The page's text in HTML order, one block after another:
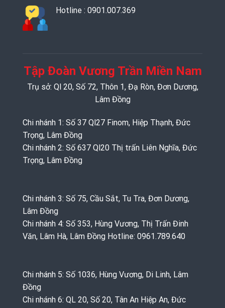
Hotline : 0901.007.369
Tập Đoàn Vương Trần Miền Nam
Trụ sở: Ql 20, Số 72, Thôn 1, Đạ Ròn, Đơn Dương,
Lâm Đồng
Chi nhánh 1: Số 37 Ql27 Finom, Hiệp Thạnh, Đức
Trọng, Lâm Đồng
Chi nhánh 2: Số 637 Ql20 Thị trấn Liên Nghĩa, Đức
Trọng, Lâm Đồng
Chi nhánh 3: Số 75, Cầu Sắt, Tu Tra, Đơn Dương,
Lâm Đồng
Chi nhánh 4: Số 353, Hùng Vương, Thị Trấn Đinh
Văn, Lâm Hà, Lâm Đồng Hotline: 0961.789.640
Chi nhánh 5: Số 1036, Hùng Vương, Di Linh, Lâm
Đồng
Chi nhánh 6: QL 20, Số 20, Tân An Hiệp An, Đức